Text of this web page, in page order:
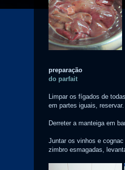
preparação
do parfait
Limpar os fígados de
em partes iguais,
Derreter a manteiga em
Juntar os vinhos e
zimbro esmagadas,